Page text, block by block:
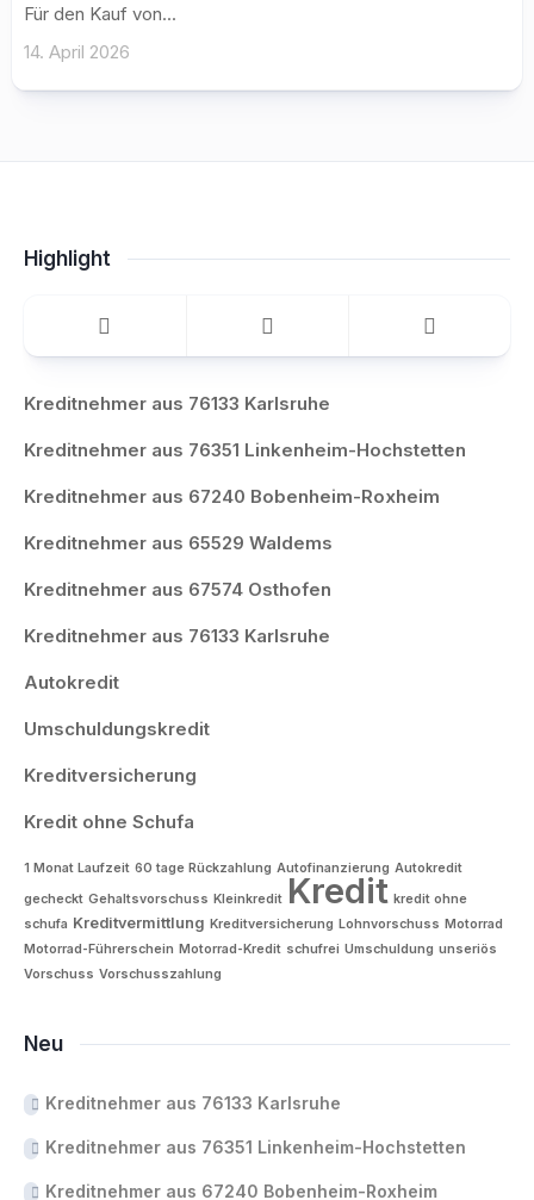
Für den Kauf von...
14. April 2026
Highlight
Kreditnehmer aus 76133 Karlsruhe
Kreditnehmer aus 76351 Linkenheim-Hochstetten
Kreditnehmer aus 67240 Bobenheim-Roxheim
Kreditnehmer aus 65529 Waldems
Kreditnehmer aus 67574 Osthofen
Kreditnehmer aus 76133 Karlsruhe
Autokredit
Umschuldungskredit
Kreditversicherung
Kredit ohne Schufa
1 Monat Laufzeit 60 tage Rückzahlung Autofinanzierung Autokredit
gecheckt Gehaltsvorschuss Kleinkredit Kredit kredit ohne
schufa Kreditvermittlung Kreditversicherung Lohnvorschuss Motorrad
Motorrad-Führerschein Motorrad-Kredit schufrei Umschuldung unseriös
Vorschuss Vorschusszahlung
Neu
Kreditnehmer aus 76133 Karlsruhe
Kreditnehmer aus 76351 Linkenheim-Hochstetten
Kreditnehmer aus 67240 Bobenheim-Roxheim